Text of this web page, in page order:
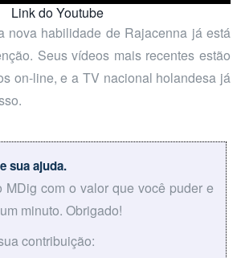
Link do Youtube
nova habilidade de Rajacenna já está
Seus vídeos mais recentes estão
on-line, e a TV nacional holandesa já
sua ajuda.
MDig com o valor que você puder e
minuto. Obrigado!
contribuição: